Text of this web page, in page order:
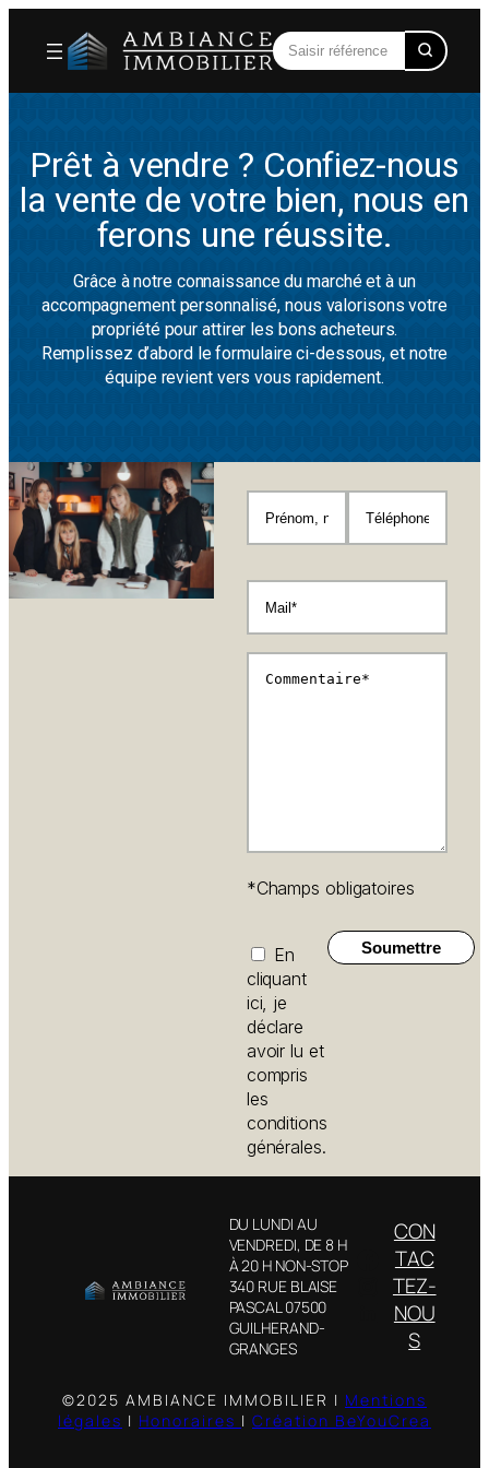
Prêt à vendre ? Confiez-nous
la vente de votre bien, nous en
ferons une réussite.
Grâce à notre connaissance du marché et à un
accompagnement personnalisé, nous valorisons votre
propriété pour attirer les bons acheteurs.
Remplissez d’abord le formulaire ci-dessous, et notre
équipe revient vers vous rapidement.
*Champs obligatoires
En
cliquant
ici, je
déclare
avoir lu et
compris
les
conditions
générales.
DU LUNDI AU
VENDREDI, DE 8 H
À 20 H NON-STOP
340 RUE BLAISE
PASCAL 07500
GUILHERAND-
GRANGES
CON
TAC
TEZ-
NOU
S
©2025 AMBIANCE IMMOBILIER | Mentions
légales | Honoraires | Création BeYouCrea